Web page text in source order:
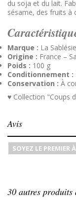
du soja et du lait.
sésame, des fruits à
Marque : La
Origine : France –
Poids : 100 g
Conditionnement :
Conservation : À
♥ Collection "Coups
Avis
SOYEZ LE PREMIER
30 autres produits